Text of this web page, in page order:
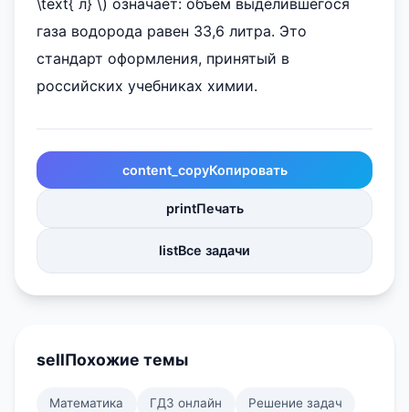
\text{ л} \) означает: объем выделившегося
газа водорода равен 33,6 литра. Это
стандарт оформления, принятый в
российских учебниках химии.
content_copyКопировать
printПечать
listВсе задачи
sellПохожие темы
Математика ГДЗ онлайн Решение задач